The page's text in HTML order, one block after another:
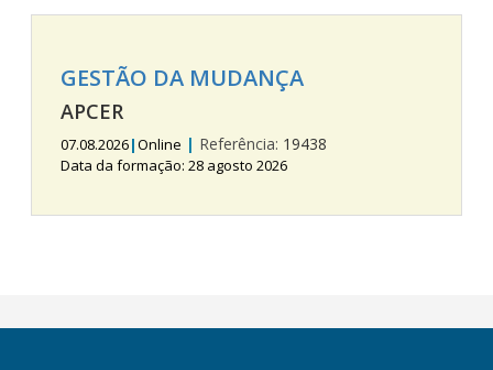
GESTÃO DA MUDANÇA
APCER
07.08.2026|Online | Referência: 19438
Data da formação: 28 agosto 2026